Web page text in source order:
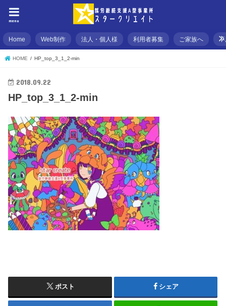
menu
Home Web制作 法人・個人様 利用者募集 ご家族へ
HOME HP_top_3_1_2-min
2018.09.22
HP_top_3_1_2-min
ポスト シェア